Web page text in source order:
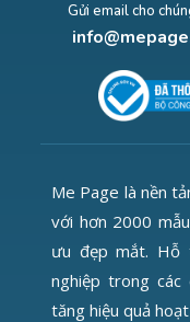
Gửi email cho
Me Page là nền
với hơn 2000
ưu đẹp mắt. Hỗ
nghiệp trong các
tăng hiệu quả